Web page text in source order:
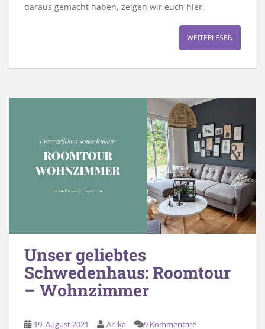
daraus gemacht haben, zeigen wir euch hier.
WEITERLESEN
Unser geliebtes
Schwedenhaus: Roomtour
– Wohnzimmer
19. August 2021 Anika 9 Kommentare